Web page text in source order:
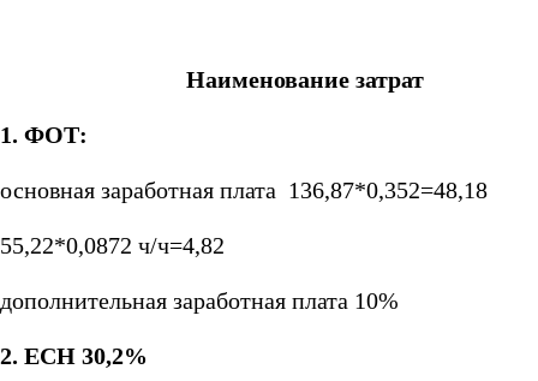
Наименование затрат
1. ФОТ:
основная заработная плата 136,87*0,352=48,18
55,22*0,0872 ч/ч=4,82
дополнительная заработная плата 10%
2. ЕСН 30,2%